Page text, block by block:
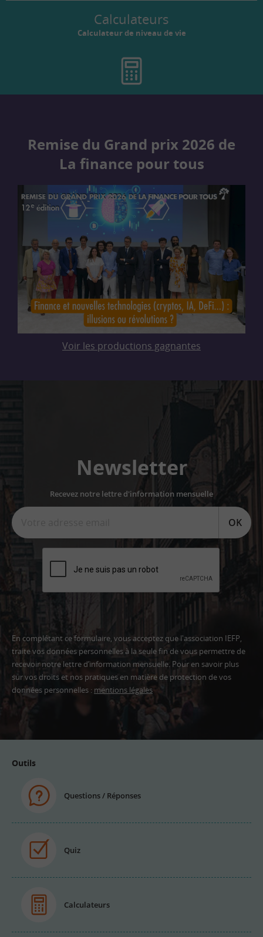
Calculateurs
Calculateur de niveau de vie
Remise du Grand prix 2026 de
La finance pour tous
Voir les productions gagnantes
Newsletter
Recevez notre lettre d'information mensuelle
OK
En complétant ce formulaire, vous acceptez que l'association IEFP,
traite vos données personnelles à la seule fin de vous permettre de
recevoir notre lettre d’information mensuelle. Pour en savoir plus
sur vos droits et nos pratiques en matière de protection de vos
données personnelles : mentions légales
Adresse
Outils
Questions / Réponses
Quiz
Calculateurs